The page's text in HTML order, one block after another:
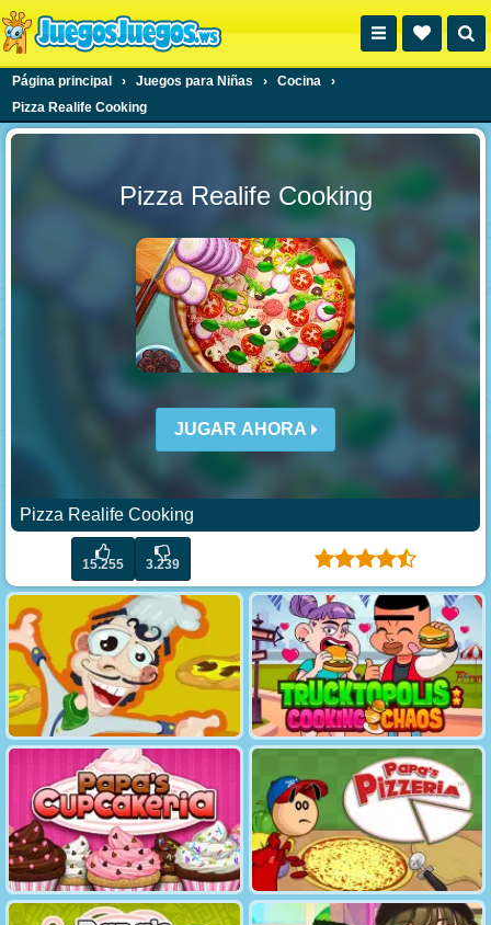
Página principal › Juegos para Niñas › Cocina
›
Pizza Realife Cooking
Pizza Realife Cooking
JUGAR AHORA
Pizza Realife Cooking
15.255 3.239